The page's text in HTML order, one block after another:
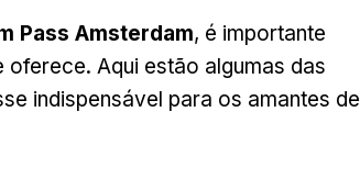
Pass Amsterdam, é importante
Aqui estão algumas das
indispensável para os amantes de